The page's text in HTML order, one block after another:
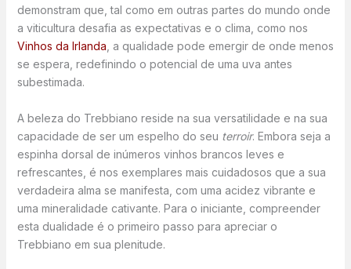
demonstram que, tal como em outras partes do mundo onde
a viticultura desafia as expectativas e o clima, como nos
Vinhos da Irlanda, a qualidade pode emergir de onde menos
se espera, redefinindo o potencial de uma uva antes
subestimada.
A beleza do Trebbiano reside na sua versatilidade e na sua
capacidade de ser um espelho do seu terroir. Embora seja a
espinha dorsal de inúmeros vinhos brancos leves e
refrescantes, é nos exemplares mais cuidadosos que a sua
verdadeira alma se manifesta, com uma acidez vibrante e
uma mineralidade cativante. Para o iniciante, compreender
esta dualidade é o primeiro passo para apreciar o
Trebbiano em sua plenitude.